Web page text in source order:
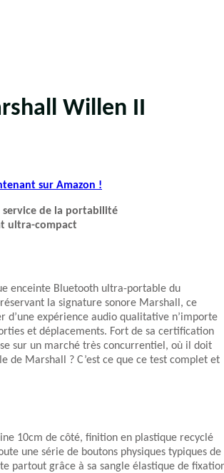
Willen II
sur Amazon !
service de la portabilité
ultra-compact
enceinte Bluetooth ultra-portable du
la signature sonore Marshall, ce
d’une expérience audio qualitative n’importe
et déplacements. Fort de sa certification
sur un marché très concurrentiel, où il doit
de Marshall ? C’est ce que ce test complet et
10cm de côté, finition en plastique recyclé
une série de boutons physiques typiques de
partout grâce à sa sangle élastique de